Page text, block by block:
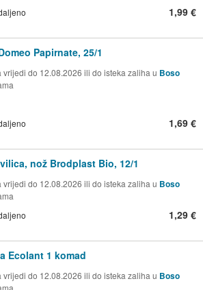
1,99 €
Papirnate, 25/1
vrijedi do 12.08.2026 ili do isteka zaliha u Boso
1,69 €
nož Brodplast Bio, 12/1
vrijedi do 12.08.2026 ili do isteka zaliha u Boso
1,29 €
Ecolant 1 komad
vrijedi do 12.08.2026 ili do isteka zaliha u Boso